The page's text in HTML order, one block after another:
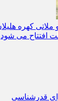
افتتاح می شود